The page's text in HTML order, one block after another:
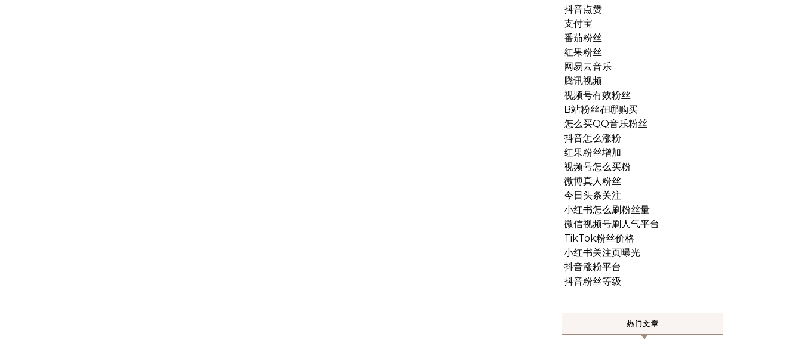
抖音点赞
支付宝
番茄粉丝
红果粉丝
网易云音乐
腾讯视频
视频号有效粉丝
B站粉丝在哪购买
怎么买QQ音乐粉丝
抖音怎么涨粉
红果粉丝增加
视频号怎么买粉
微博真人粉丝
今日头条关注
小红书怎么刷粉丝量
微信视频号刷人气平台
TikTok粉丝价格
小红书关注页曝光
抖音涨粉平台
抖音粉丝等级
热门文章